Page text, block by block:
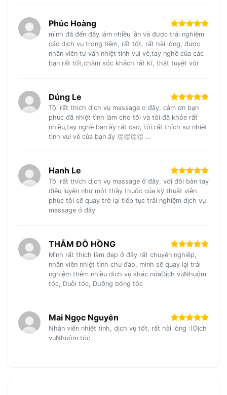
Phúc Hoàng
mình đã đến đây làm nhiều lần và được trải nghiệm
các dịch vụ trong tiệm, rất tốt, rất hài lòng, được
nhân viên tư vấn nhiệt tình vui vẻ,tay nghề của các
bạn rất tốt,chăm sóc khách rất kĩ, thật tuyệt vời
Dúng Le
Tôi rất thích dịch vụ massage o đây, cảm ơn bạn
phúc đã nhiệt tình làm cho tôi và tôi đã khỏe rất
nhiều,tay nghề bạn ấy rất cao, tôi rất thích sự nhiệt
tình vui vẻ của bạn ấy 👏👏👏👏 …
Hanh Le
Tôi rất thích dịch vụ massage ở đây, với đôi bàn tay
điêu luyện như một thầy thuốc của kỹ thuật viên
phúc tôi sẽ quay trở lại tiếp tục trải nghiệm dịch vụ
massage ở đây
THẮM ĐỖ HỒNG
Mình rất thích làm đẹp ở đây rất chuyên nghiệp,
nhân viên nhiệt tình chu đáo, mình sẽ quay lại trải
nghiệm thêm nhiều dịch vụ khác nữaDịch vụNhuộm
tóc, Duỗi tóc, Dưỡng bóng tóc
Mai Ngọc Nguyễn
Nhân viên nhiệt tình, dịch vụ tốt, rất hài lòng :)Dịch
vụNhuộm tóc